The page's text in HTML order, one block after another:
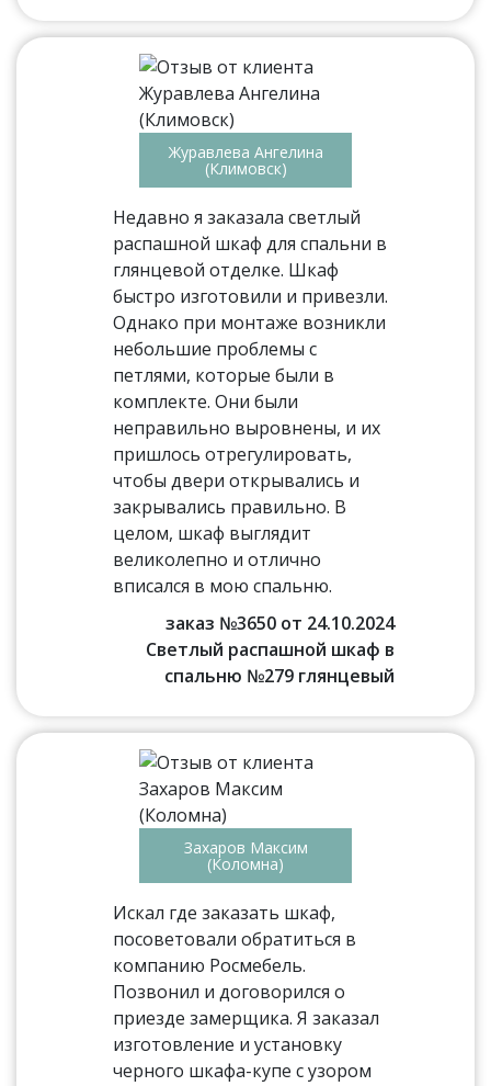
Журавлева Ангелина
(Климовск)
Недавно я заказала светлый
распашной шкаф для спальни в
глянцевой отделке. Шкаф
быстро изготовили и привезли.
Однако при монтаже возникли
небольшие проблемы с
петлями, которые были в
комплекте. Они были
неправильно выровнены, и их
пришлось отрегулировать,
чтобы двери открывались и
закрывались правильно. В
целом, шкаф выглядит
великолепно и отлично
вписался в мою спальню.
заказ №3650 от 24.10.2024
Светлый распашной шкаф в
спальню №279 глянцевый
Захаров Максим
(Коломна)
Искал где заказать шкаф,
посоветовали обратиться в
компанию Росмебель.
Позвонил и договорился о
приезде замерщика. Я заказал
изготовление и установку
черного шкафа-купе с узором